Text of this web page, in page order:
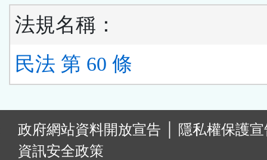
法規名稱：
民法 第 60 條
政府網站資料開放宣告
隱私權保護
資訊安全政策